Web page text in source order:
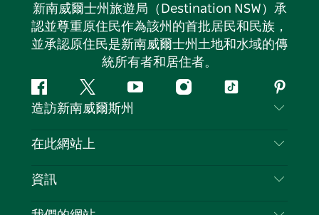
新南威爾士州旅遊局（Destination NSW）承
認並尊重原住民作為該州的首批居民和民族，
並承認原住民是新南威爾士州土地和水域的傳
統所有者和居住者。
Facebook嘰
嘰
喳
Youtube Instagram
抖
造訪新南威爾斯州
聯絡我們
隱私
在此網站上
目的地
資訊
旅行資訊